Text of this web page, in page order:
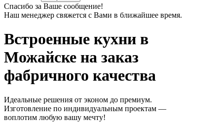
Спасибо за Ваше сообщение!
Наш менеджер свяжется с Вами в ближайшее время.
Встроенные кухни в
Можайске на заказ
фабричного качества
Идеальные решения от эконом до премиум.
Изготовление по индивидуальным проектам —
воплотим любую вашу мечту!